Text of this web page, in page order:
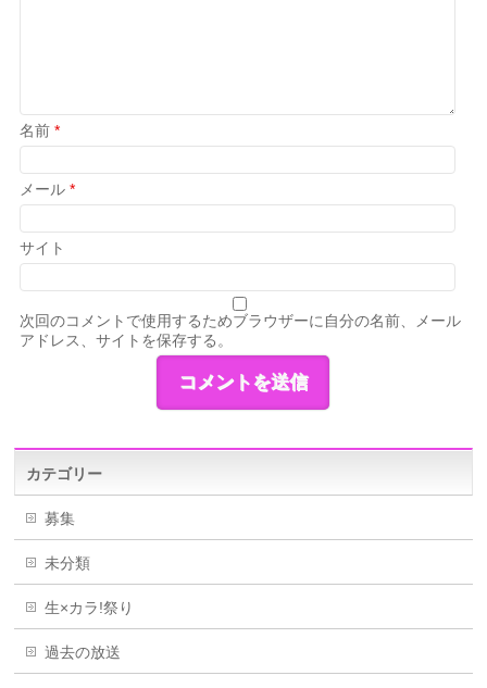
名前*
メール*
サイト
次回のコメントで使用するためブラウザーに自分の名前、メール
アドレス、サイトを保存する。
カテゴリー
募集
未分類
生×カラ!祭り
過去の放送